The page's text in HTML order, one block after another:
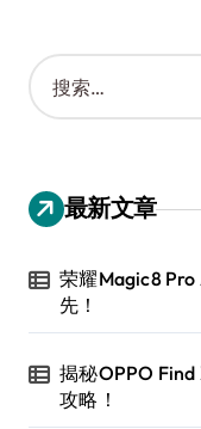
搜
索
：
最新文章
荣耀Magic8
先！
揭秘OPPO
攻略！